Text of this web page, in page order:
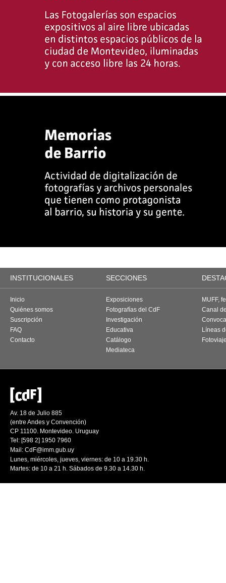
INSTITUCIONALES SECCIONES
Inicio
Quiénes somos
Suscripción
FAQ
Contacto
Exposiciones
Fotografías del CdF
Investigación
Educativa
Catálogo
Mediateca
MUFF,
Canal
Líneas
Av. 18 de Julio 885
(entre Andes y Convención)
CP 11100. Montevideo. Uruguay
Tel: [598 2] 1950 7960
Mail: CdF@imm.gub.uy
Lunes, miércoles, jueves, viernes: de 10 a 19.30 h.
Martes: de 10 a 21 h. Sábados de 9.30 a 14.30 h.